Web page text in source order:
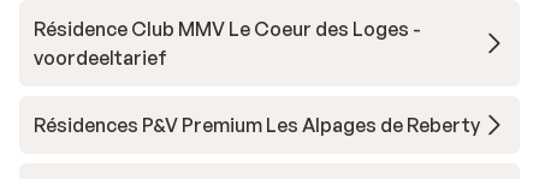
Résidence Club MMV Le Coeur des Loges -
voordeeltarief
Résidences P&V Premium Les Alpages de Reberty